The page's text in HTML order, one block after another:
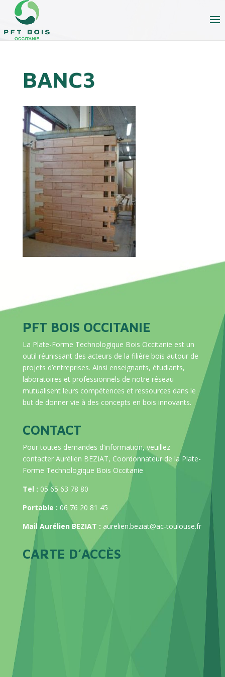
BANC3
PFT BOIS OCCITANIE
La Plate-Forme Technologique Bois Occitanie est un
outil réunissant des acteurs de la filière bois autour de
projets d’entreprises. Ainsi enseignants, étudiants,
laboratoires et professionnels de notre réseau
mutualisent leurs compétences et ressources dans le
but de donner vie à des concepts en bois innovants.
CONTACT
Pour toutes demandes d’information, veuillez
contacter Aurélien BEZIAT, Coordonnateur de la Plate-
Forme Technologique Bois Occitanie
Tel : 05 65 63 78 80
Portable : 06 76 20 81 45
Mail Aurélien BEZIAT : aurelien.beziat@ac-toulouse.fr
CARTE D’ACCÈS